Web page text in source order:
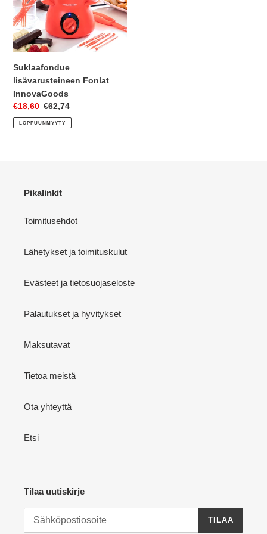
Suklaafondue
lisävarusteineen Fonlat
InnovaGoods
Myyntihinta
€18,60 Normaalihinta
€62,74
LOPPUUNMYYTY
Pikalinkit
Toimitusehdot
Lähetykset ja toimituskulut
Evästeet ja tietosuojaseloste
Palautukset ja hyvitykset
Maksutavat
Tietoa meistä
Ota yhteyttä
Etsi
Tilaa uutiskirje
TILAA